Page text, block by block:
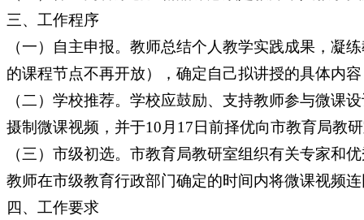
三、工作程序
（一）自主申报。教师总结个人教学实践成果，凝
的课程节点不再开放），确定自己拟讲授的具体内
（二）学校推荐。学校应鼓励、支持教师参与微课
摄制微课视频，并于10月17日前择优向市教育局教
（三）市级初选。市教育局教研室组织有关专家和
教师在市级教育行政部门确定的时间内将微课视频
四、工作要求